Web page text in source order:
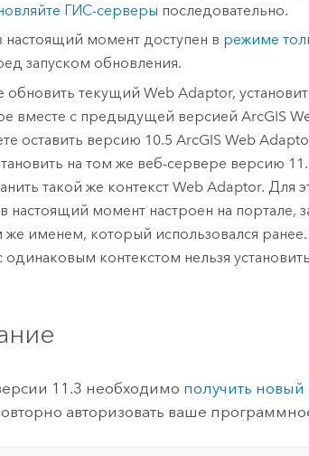
ГИС-серверы последовательно.
настоящий момент доступен в режиме
запуском обновления.
обновить текущий Web Adaptor,
вместе с предыдущей версией ArcGIS
оставить версию 10.5 ArcGIS Web
на том же веб-сервере версию
такой же контекст Web Adaptor. Для
настоящий момент настроен на портале,
же именем, который использовался
контекстом нельзя
11.3 необходимо получить
авторизовать ваше